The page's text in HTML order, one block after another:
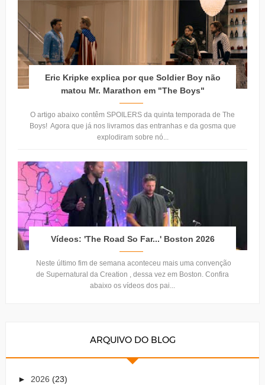
Eric Kripke explica por que Soldier Boy não
matou Mr. Marathon em "The Boys"
O artigo abaixo contêm SPOILERS da quinta temporada de The
Boys! Agora que já nos livramos das entranhas e da gosma que
explodiram sobre nó...
Vídeos: 'The Road So Far...' Boston 2026
Neste último fim de semana aconteceu mais uma convenção
de Supernatural da Creation , dessa vez em Boston. Confira
abaixo os vídeos dos pai...
ARQUIVO DO BLOG
► 2026 (23)